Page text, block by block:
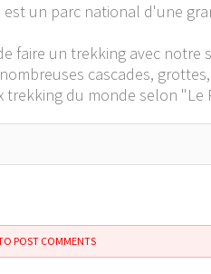
est un parc national d'une
faire un trekking avec
cascades,
trekking du monde selon
POST COMMENTS